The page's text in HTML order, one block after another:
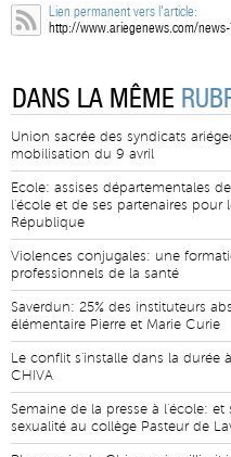
Lien permanent vers l'article:
http://www.ariegenews.com/news-
DANS LA MÊME
Union sacrée des syndicats
mobilisation du 9 avril
Ecole: assises départementales
l'école et de ses partenaires pour
République
Violences conjugales: une
professionnels de la santé
Saverdun: 25% des instituteurs
élémentaire Pierre et Marie Curie
Le conflit s'installe dans la durée
CHIVA
Semaine de la presse à l'école: et
sexualité au collège Pasteur de